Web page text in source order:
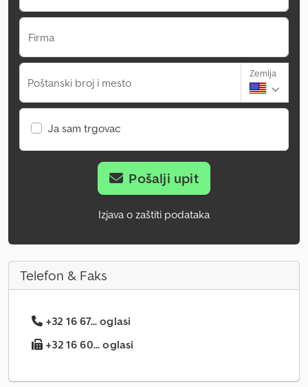
Firma
Poštanski broj i mesto
Zemlja
Ja sam trgovac
Pošalji upit
Izjava o zaštiti podataka
Telefon & Faks
+32 16 67... oglasi
+32 16 60... oglasi